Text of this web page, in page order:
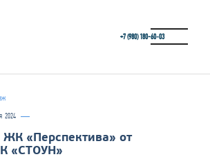
+7 (980) 180-60‑03
2024
ЖК «Перспектива» от
«СТОУН»